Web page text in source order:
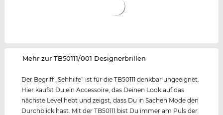
‌Mehr zur TB50111/001 Designerbrillen
Der Begriff „Sehhilfe“ ist für die TB50111 denkbar ungeeignet.
Hier kaufst Du ein Accessoire, das Deinen Look auf das
nächste Level hebt und zeigst, dass Du in Sachen Mode den
Durchblick hast. Mit der TB50111 bist Du immer am Puls der